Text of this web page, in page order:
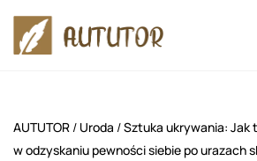
AUTUTOR / Uroda /Sztuka ukrywania: Jak
w odzyskaniu pewności siebie po urazach